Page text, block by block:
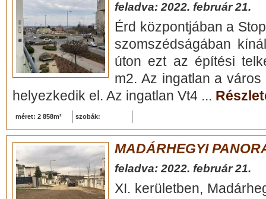
feladva: 2022. február 21.
Érd központjában a
szomszédságában
úton ezt az építési
m2. Az ingatlan a
helyezkedik el. Az ingatlan Vt4 ...
méret: 2 858m² szobák:
MADÁRHEGYI
feladva: 2022. február 21.
XI. kerületben,